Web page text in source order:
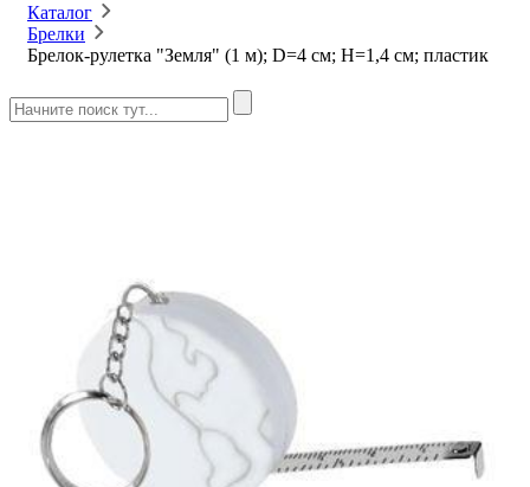
Каталог
Брелки
Брелок-рулетка "Земля" (1 м); D=4 см; H=1,4 см; пластик